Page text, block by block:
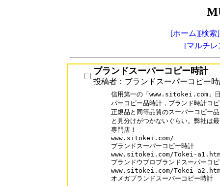
[ホーム][検索]
[マルチ
ブランドスーパーコピー時計
投稿者：ブランドスーパーコピー
信用第一の「www.sitokei.com」日
パーコピー品時計，ブランド時計コ
正規品と同等品質のスーパーコピー
と見分けがつかないぐらい。弊社は
専門店！
www.sitokei.com/
ブランドスーパーコピー時計
www.sitokei.com/Tokei-
ブランドウブロブランドスーパーコ
www.sitokei.com/Tokei-
オメガブランドスーパーコピー時計